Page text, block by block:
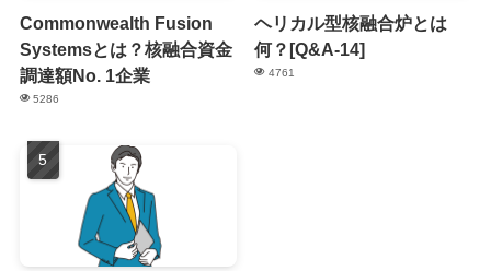
Commonwealth Fusion
Systemsとは？核融合資金
調達額No. 1企業
5286
ヘリカル型核融合炉とは
何？[Q&A-14]
4761